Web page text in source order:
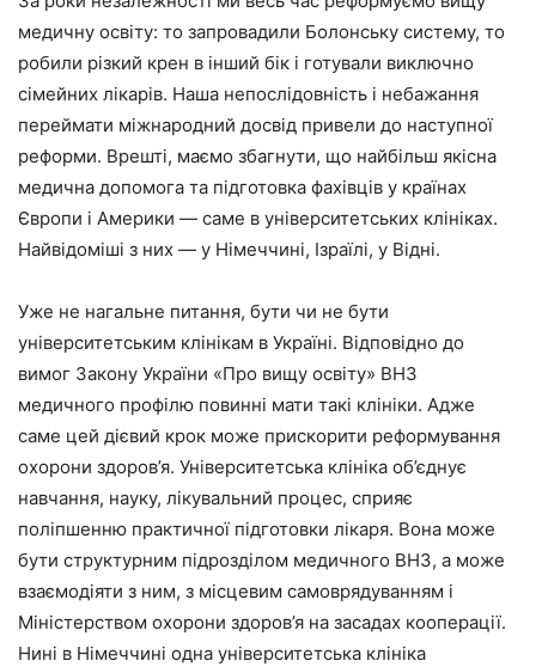
медичну освіту: то запровадили Болонську систему, то
робили різкий крен в інший бік і готували виключно
сімейних лікарів. Наша непослідовність і небажання
переймати міжнародний досвід привели до наступної
реформи. Врешті, маємо збагнути, що найбільш якісна
медична допомога та підготовка фахівців у країнах
Європи і Америки — саме в університетських клініках.
Найвідоміші з них — у Німеччині, Ізраїлі, у Відні.
Уже не нагальне питання, бути чи не бути
університетським клінікам в Україні. Відповідно до
вимог Закону України «Про вищу освіту» ВНЗ
медичного профілю повинні мати такі клініки. Адже
саме цей дієвий крок може прискорити реформування
охорони здоров’я. Університетська клініка об’єднує
навчання, науку, лікувальний процес, сприяє
поліпшенню практичної підготовки лікаря. Вона може
бути структурним підрозділом медичного ВНЗ, а може
взаємодіяти з ним, з місцевим самоврядуванням і
Міністерством охорони здоров’я на засадах кооперації.
Нині в Німеччині одна університетська клініка